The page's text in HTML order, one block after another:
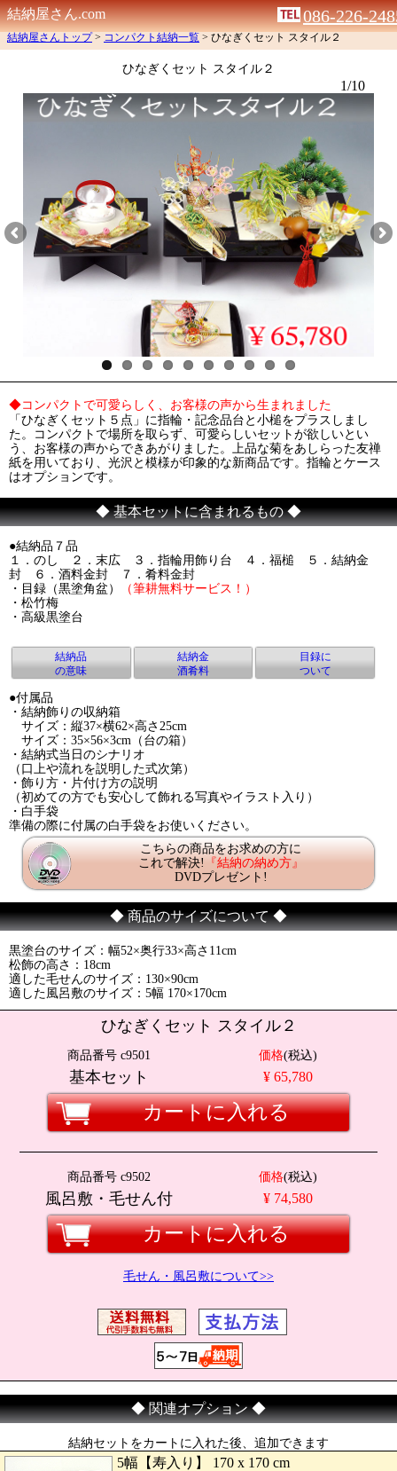
結納屋さん.com 086-226-
結納屋さんトップ> コンパクト結納一覧 > ひなぎくセット スタイル２
ひなぎくセット スタイル２
1/10
◆コンパクトで可愛らしく、お客様の声から生まれました
「ひなぎくセット５点」に指輪・記念品台と小槌をプラスしまし
た。コンパクトで場所を取らず、可愛らしいセットが欲しいとい
う、お客様の声からできあがりました。上品な菊をあしらった友禅
紙を用いており、光沢と模様が印象的な新商品です。指輪とケース
はオプションです。
◆ 基本セットに含まれるもの ◆
●結納品７品
１．のし ２．末広 ３．指輪用飾り台 ４．福槌 ５．結納金
封 ６．酒料金封 ７．肴料金封
・目録（黒塗角盆）
（筆耕無料サービス！）
・松竹梅
・高級黒塗台
結納品
の意味
結納金
酒肴料
目録に
ついて
●付属品
・結納飾りの収納箱
サイズ：縦37×横62×高さ25cm
サイズ：35×56×3cm（台の箱）
・結納式当日のシナリオ
（口上や流れを説明した式次第）
・飾り方・片付け方の説明
（初めての方でも安心して飾れる写真やイラスト入り）
・白手袋
準備の際に付属の白手袋をお使いください。
こちらの商品をお求めの方に
これで解決! 『結納の納め方』
DVDプレゼント!
◆ 商品のサイズについて ◆
黒塗台のサイズ：幅52×奥行33×高さ11cm
松飾の高さ：18cm
適した毛せんのサイズ：130×90cm
適した風呂敷のサイズ：5幅 170×170cm
ひなぎくセット スタイル２
商品番号 c9501
基本セット
価格(税込)
¥ 65,780
カートに入れる
商品番号 c9502
風呂敷・毛せん付
価格(税込)
¥ 74,580
カートに入れる
毛せん・風呂敷について>>
◆ 関連オプション ◆
結納セットをカートに入れた後、追加できます
5幅【寿入り】 170 x 170 cm